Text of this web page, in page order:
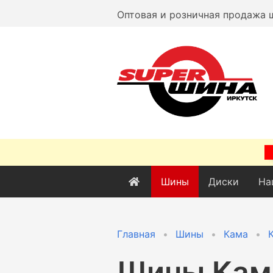
Оптовая и розничная продажа
Шины Диски
Главная Шины Кама